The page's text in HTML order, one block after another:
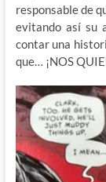
responsable de
evitando así su
contar una
que… ¡NOS